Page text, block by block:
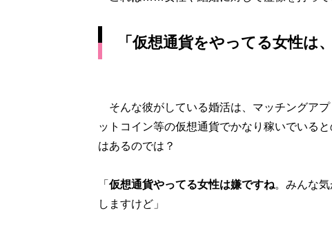
「仮想通貨をやってる女性は
そんな彼がしている婚活は、マッチングア
ットコイン等の仮想通貨でかなり稼いでいる
はあるのでは？
「 仮想通貨やってる女性は嫌ですね。みんな
しますけど」